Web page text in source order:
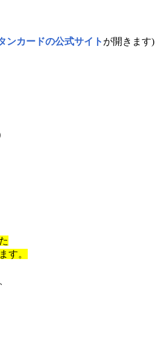
ンカードの公式サイト が開きます)
す。